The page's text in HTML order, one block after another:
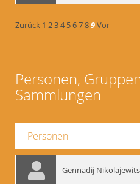
Zurück 1 234 56789Vor
Personen,
Sammlungen
Personen
Gennadij